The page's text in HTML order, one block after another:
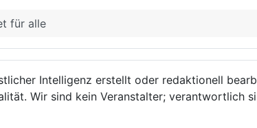
für alle
Intelligenz erstellt oder redaktionell
Wir sind kein Veranstalter; verantwortlich